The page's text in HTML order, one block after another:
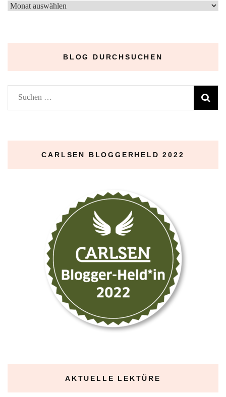
–
BLOG DURCHSUCHEN
Suchen
nach:
CARLSEN BLOGGERHELD 2022
AKTUELLE LEKTÜRE